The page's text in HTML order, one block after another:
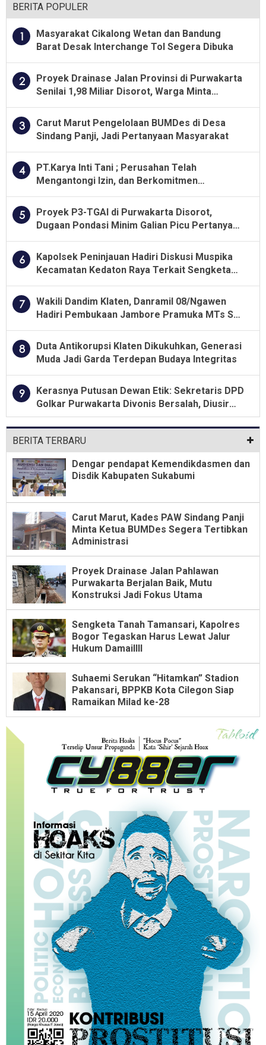
BERITA POPULER
1
Masyarakat Cikalong Wetan dan Bandung
Barat Desak Interchange Tol Segera Dibuka
2
Proyek Drainase Jalan Provinsi di Purwakarta
Senilai 1,98 Miliar Disorot, Warga Minta
3
Carut Marut Pengelolaan BUMDes di Desa
Sindang Panji, Jadi Pertanyaan Masyarakat
4
PT.Karya Inti Tani ; Perusahan Telah
Mengantongi Izin, dan Berkomitmen
5
Proyek P3-TGAI di Purwakarta Disorot,
Dugaan Pondasi Minim Galian Picu Pertanyaan
6
Kapolsek Peninjauan Hadiri Diskusi Muspika
Kecamatan Kedaton Raya Terkait Sengketa
7
Wakili Dandim Klaten, Danramil 08/Ngawen
Hadiri Pembukaan Jambore Pramuka MTs Se-
8
Duta Antikorupsi Klaten Dikukuhkan, Generasi
Muda Jadi Garda Terdepan Budaya Integritas
9
Kerasnya Putusan Dewan Etik: Sekretaris DPD
Golkar Purwakarta Divonis Bersalah, Diusir
Dari Jabatan Selama Empat Tahun
BERITA TERBARU
Dengar pendapat Kemendikdasmen dan
Disdik Kabupaten Sukabumi
Carut Marut, Kades PAW Sindang Panji
Minta Ketua BUMDes Segera Tertibkan
Administrasi
Proyek Drainase Jalan Pahlawan
Purwakarta Berjalan Baik, Mutu
Konstruksi Jadi Fokus Utama
Sengketa Tanah Tamansari, Kapolres
Bogor Tegaskan Harus Lewat Jalur
Hukum Damaillll
Suhaemi Serukan “Hitamkan” Stadion
Pakansari, BPPKB Kota Cilegon Siap
Ramaikan Milad ke-28